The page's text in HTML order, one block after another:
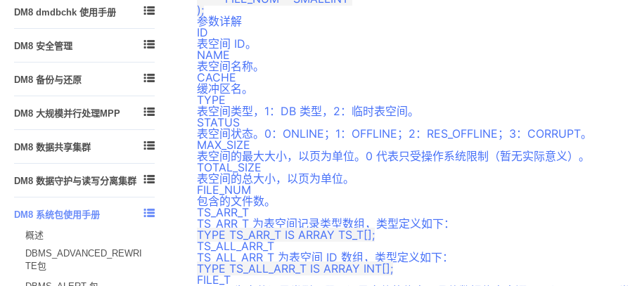
全文检索
管理事务
问题跟踪和解决
SQL 调优
故障恢复
版本升级
附录 3
附录 4
同义词
JSON
高级日志
自定义运算符
XML数据解析
附录
dmPython_pool 包
嵌入式程序的组成
Oracle 兼容
DB2 兼容
PRO*C 程序实例
附录
DMSQL 程序数据类型与操作符
DMSQL 程序的定义、调用与删
DMSQL 程序中的各种控制结构
DMSQL 程序中的 SQL 语句
DMSQL 程序异常处理
程序
DM8 dmdbchk 使用手册 
DM8 安全管理

用户标识与鉴别
自主访问控制
强制访问控制
审计
存储加密
加密引擎
资源限制
客体重用
登录用户名密码增强加密
DM8 备份与还原 
备份还原原理
备份还原实战
DM8 大规模并行处理MPP 
概述
基本概念与原理
DM MPP 环境搭建与使用
DM MPP 主备系统
DM MPP 系统管理
动态视图
DM8 数据共享集群 
DMDSC 使用的环境
DMDSC 关键技术
DMCSS 介绍
DMDSC 的启动与退出
DMDSC 故障处理
DM8 数据守护与读写分离集群 
守护进程
监视器
配置文件说明
数据守护使用说明
DM8 系统包使用手册 
概述
DBMS_ADVANCED_REWRI
TE包
参数详解
ID
表空间 ID。
NAME
表空间名称。
CACHE
缓冲区名。
TYPE
表空间类型，1：DB 类型，2：临时表空间。
STATUS
表空间状态。0：ONLINE；1：OFFLINE；2：RES_OFFLINE；3：CORRUPT。
MAX_SIZE
表空间的最大大小，以页为单位。0 代表只受操作系统限制（暂无实际意义）。
TOTAL_SIZE
表空间的总大小，以页为单位。
FILE_NUM
包含的文件数。
TS_ARR_T
TS_ARR_T 为表空间记录类型数组，类型定义如下：
TS_ALL_ARR_T
TS_ALL_ARR_T 为表空间 ID 数组，类型定义如下：
FILE_T